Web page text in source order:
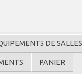
DE SALLES
PANIER